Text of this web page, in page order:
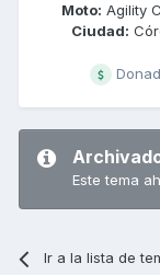
Moto: Agility
Ciudad:
Este tema
Ir a la lista de